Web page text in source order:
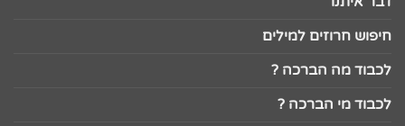
חיפוש חרוזים למילים
לכבוד מה הברכה ?
לכבוד מי הברכה ?